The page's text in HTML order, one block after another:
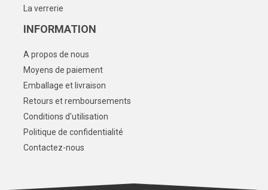
La verrerie
INFORMATION
A propos de nous
Moyens de paiement
Emballage et livraison
Retours et remboursements
Conditions d'utilisation
Politique de confidentialité
Contactez-nous